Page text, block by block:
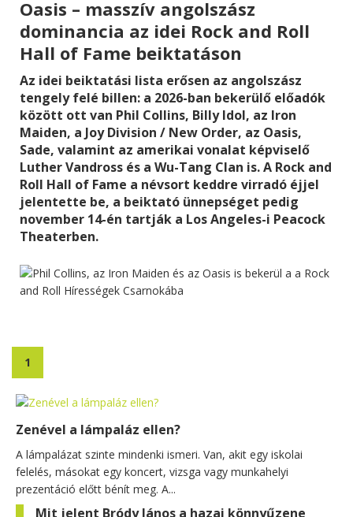
Oasis – masszív angolszász
dominancia az idei Rock and Roll
Hall of Fame beiktatáson
Az idei beiktatási lista erősen az angolszász
tengely felé billen: a 2026-ban bekerülő előadók
között ott van Phil Collins, Billy Idol, az Iron
Maiden, a Joy Division / New Order, az Oasis,
Sade, valamint az amerikai vonalat képviselő
Luther Vandross és a Wu-Tang Clan is. A Rock and
Roll Hall of Fame a névsort keddre virradó éjjel
jelentette be, a beiktató ünnepséget pedig
november 14-én tartják a Los Angeles-i Peacock
Theaterben.
1
Zenével a lámpaláz ellen?
A lámpalázat szinte mindenki ismeri. Van, akit egy iskolai
felelés, másokat egy koncert, vizsga vagy munkahelyi
prezentáció előtt bénít meg. A...
Mit jelent Bródy János a hazai könnyűzene